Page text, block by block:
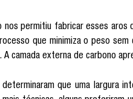
permitiu fabricar esses
que minimiza o peso
camada externa de carbono
que uma largura